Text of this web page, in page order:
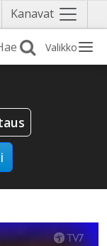
Kanavat Näytä
valikko
Valikko